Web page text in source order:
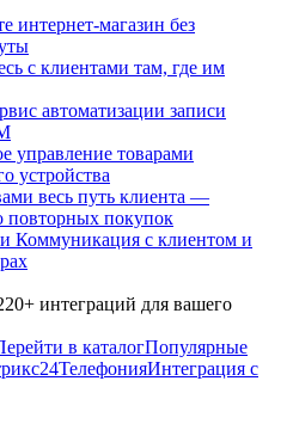
интернет-магазин без
с клиентами там, где им
автоматизации записи
управление товарами
устройства
весь путь клиента —
повторных покупок
Коммуникация с клиентом и
интеграций для вашего
в каталогПопулярные
ТелефонияИнтеграция с